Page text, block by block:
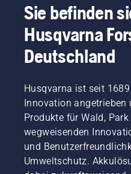
Sie befinden
Husqvarna
Deutschland
Husqvarna ist seit
Innovation
Produkte für Wald,
wegweisenden
und
Umweltschutz.